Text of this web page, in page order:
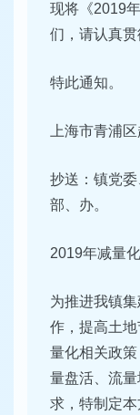
现将《2019
们，请认真贯
特此通知。
上海市青浦
抄送：镇党
部、办。
2019年减量
为推进我镇
作，提高土
量化相关政
量盘活、流
求，特制定本